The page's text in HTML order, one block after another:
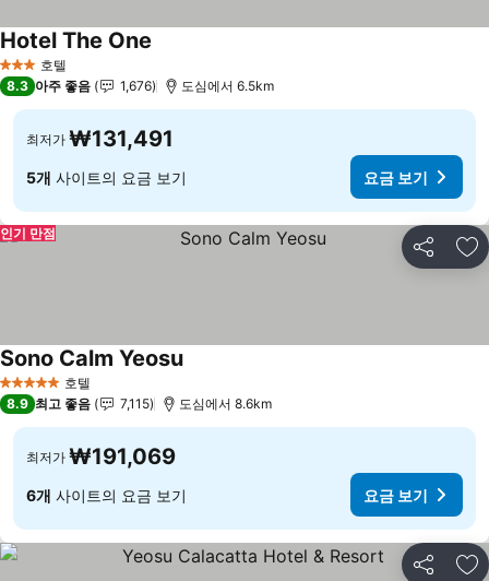
3 성급 호텔
Hotel The One
8.3 아주 좋음 1,676 도심에서 6.5km
최저가 ₩131,491
5개 사이트의 요금 보기 요금 보기
공유 즐
인기 만점
5 성급 호텔
Sono Calm Yeosu
8.9 최고 좋음 7,115 도심에서 8.6km
최저가 ₩191,069
6개 사이트의 요금 보기 요금 보기
공유 즐